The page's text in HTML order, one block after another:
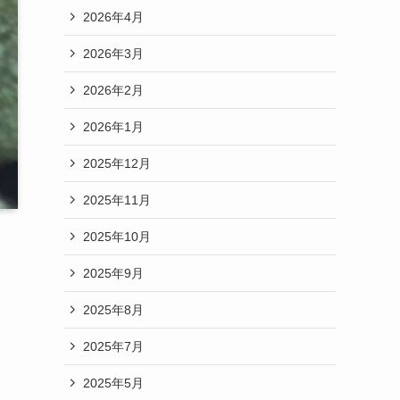
2026年4月
2026年3月
2026年2月
2026年1月
2025年12月
2025年11月
2025年10月
2025年9月
2025年8月
2025年7月
2025年5月